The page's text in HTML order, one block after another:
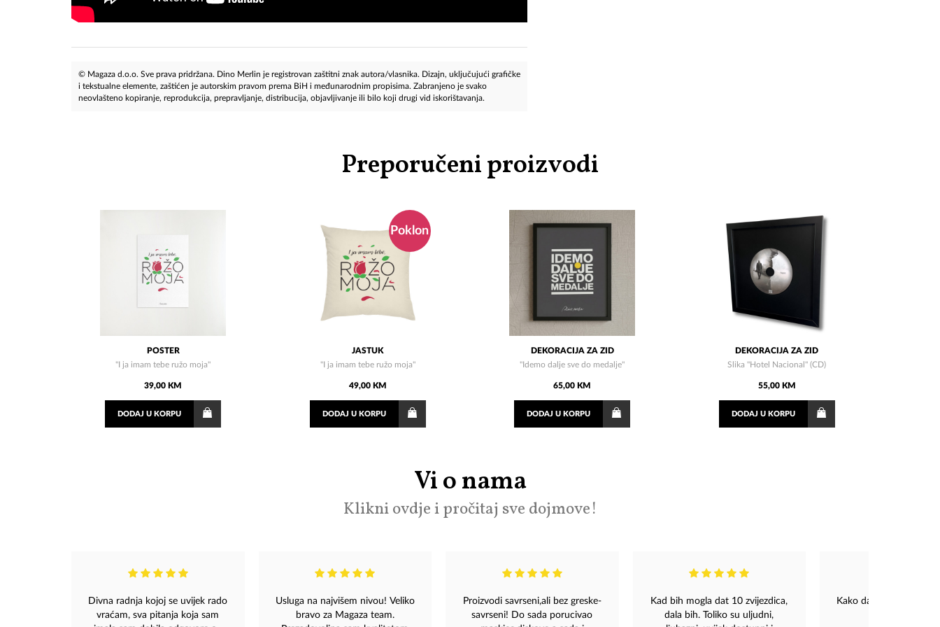
© Magaza d.o.o. Sve prava pridržana. Dino Merlin je registrovan zaštitni znak autora/vlasnika. Dizajn, uključujući grafičke
i tekstualne elemente, zaštićen je autorskim pravom prema BiH i međunarodnim propisima. Zabranjeno je svako
neovlašteno kopiranje, reprodukcija, prepravljanje, distribucija, objavljivanje ili bilo koji drugi vid iskorištavanja.
Preporučeni proizvodi
POSTER
"I ja imam tebe ružo moja"
39,00 KM
DODAJ U KORPU
Poklon
JASTUK
"I ja imam tebe ružo moja"
49,00 KM
DODAJU KORPU
DEKORACIJA ZA ZID
"Idemo dalje sve do medalje"
65,00 KM
DODAJ U KORPU
DEKORACIJA ZA ZID
Slika "Hotel Nacional" (CD)
55,00 KM
DODAJU KORPU
Vi o nama
Klikni ovdje i pročitaj sve dojmove!
Divna radnja kojoj se uvijek rado
vraćam, sva pitanja koja sam
Usluga na najvišem nivou! Veliko
bravo za Magaza team.
Proizvodi savrseni,ali bez greske-
savrseni! Do sada porucivao
Kad bih mogla dat 10 zvijezdica,
dala bih. Toliko su uljudni,
Kako da ti kazem